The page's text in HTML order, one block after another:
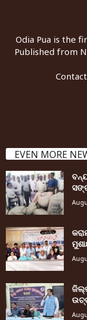
Odia Pua is the
Published from
EVEN MORE